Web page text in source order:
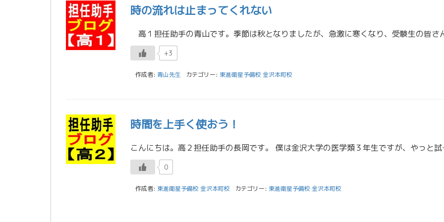
時の流れは止まってくれない
+3
作成者: 青山先生 カテゴリー: 東進衛星予備校 金沢本町校
時間を上手く使おう！
こんにちは。高２担任助手の長岡です
0
作成者: 東進衛星予備校 金沢本町校 カテゴリー: 東進衛星予備校 金沢本町校